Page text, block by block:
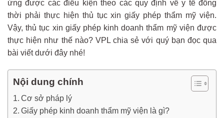
ứng được các điều kiện theo các quy định về y tế đồng
thời phải thực hiện thủ tục xin giấy phép thẩm mỹ viện.
Vậy, thủ tục xin giấy phép kinh doanh thẩm mỹ viện được
thực hiện như thế nào? VPL chia sẻ với quý bạn đọc qua
bài viết dưới đây nhé!
Nội dung chính
Cơ sở pháp lý
Giấy phép kinh doanh thẩm mỹ viện là gì?